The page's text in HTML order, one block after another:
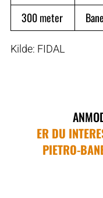
300 meter
Bane
Kilde: FIDAL
ER DU
PIETRO-